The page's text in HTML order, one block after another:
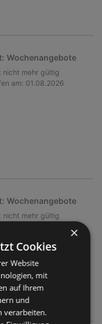
Wochenangebote
nicht mehr gültig
am: 01.08.2026
Wochenangebote
nicht mehr gültig
×
Cookies
Website
mit
auf Ihrem
und
verarbeiten.